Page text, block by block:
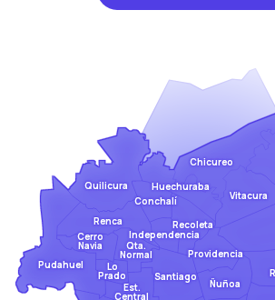
Chicureo
Est.
Central
Pudahuel Lo
Prado
Cerro
Navia
Santiago
Renca
Qta.
Normal
Recoleta
Independencia
Quilicura
Conchalí
Providencia
Ñuñoa
Vitacura
Huechuraba